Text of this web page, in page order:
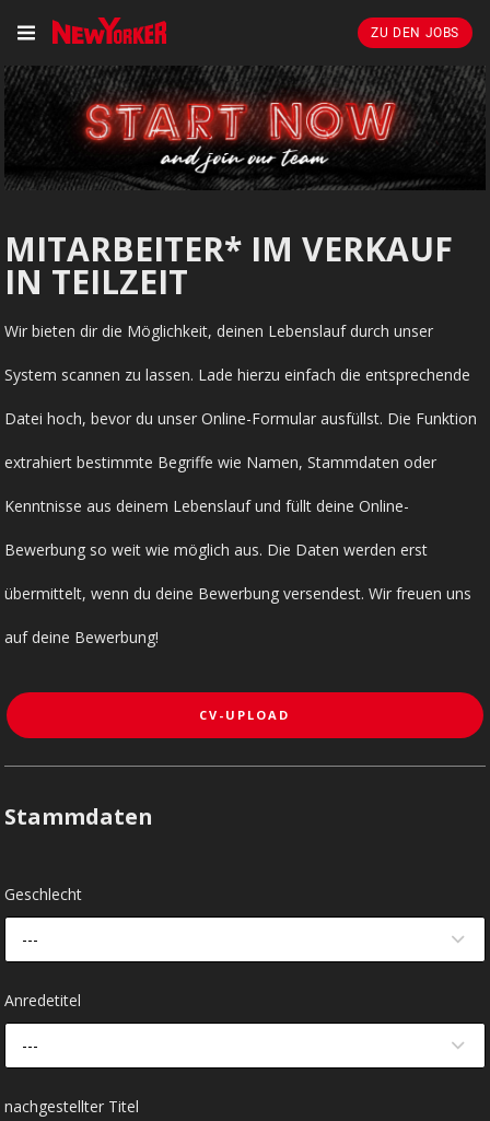
ZU DEN JOBS
MITARBEITER* IM VERKAUF
IN TEILZEIT
Wir bieten dir die Möglichkeit, deinen Lebenslauf durch unser
System scannen zu lassen. Lade hierzu einfach die entsprechende
Datei hoch, bevor du unser Online-Formular ausfüllst. Die Funktion
extrahiert bestimmte Begriffe wie Namen, Stammdaten oder
Kenntnisse aus deinem Lebenslauf und füllt deine Online-
Bewerbung so weit wie möglich aus. Die Daten werden erst
übermittelt, wenn du deine Bewerbung versendest. Wir freuen uns
auf deine Bewerbung!
CV-UPLOAD
Stammdaten
Geschlecht
---
Anredetitel
---
nachgestellter Titel